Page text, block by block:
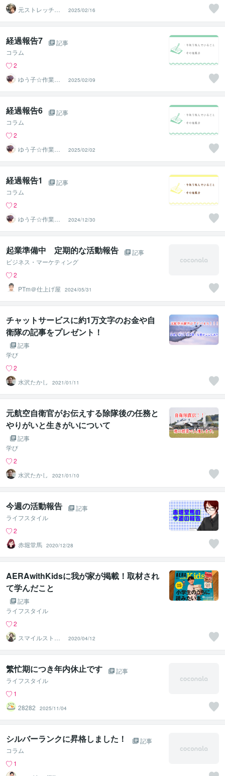
元ストレッチト
レーナーのJ
2025/02/16
経過報告7
記事
コラム
2
ゆう子☆作業療
法士＆ライフコ
ーチ
2025/02/09
経過報告6
記事
コラム
2
ゆう子☆作業療
法士＆ライフコ
ーチ
2025/02/02
経過報告1
記事
コラム
2
ゆう子☆作業療
法士＆ライフコ
ーチ
2024/12/30
起業準備中 定期的な活動報告
記事
ビジネス・マーケティング
2
PTm＠仕上げ屋
2024/05/31
チャットサービスに約1万文字のお金や自
衛隊の記事をプレゼント！
記事
学び
2
水沢たかし
2021/01/11
元航空自衛官がお伝えする除隊後の任務と
やりがいと生きがいについて
記事
学び
2
水沢たかし
2021/01/10
今週の活動報告
記事
ライフスタイル
2
赤堀堂馬 2020/12/28
AERAwithKidsに我が家が掲載！取材され
て学んだこと
記事
ライフスタイル
2
スマイルストレ
ージ 小野寺鐘子
2020/04/12
繁忙期につき年内休止です
記事
ライフスタイル
1
28282
2025/11/04
シルバーランクに昇格しました！
記事
コラム
1